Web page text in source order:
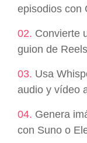
episodios con
02. Convierte
guion de
03. Usa
audio y vídeo
04. Genera
con Suno o